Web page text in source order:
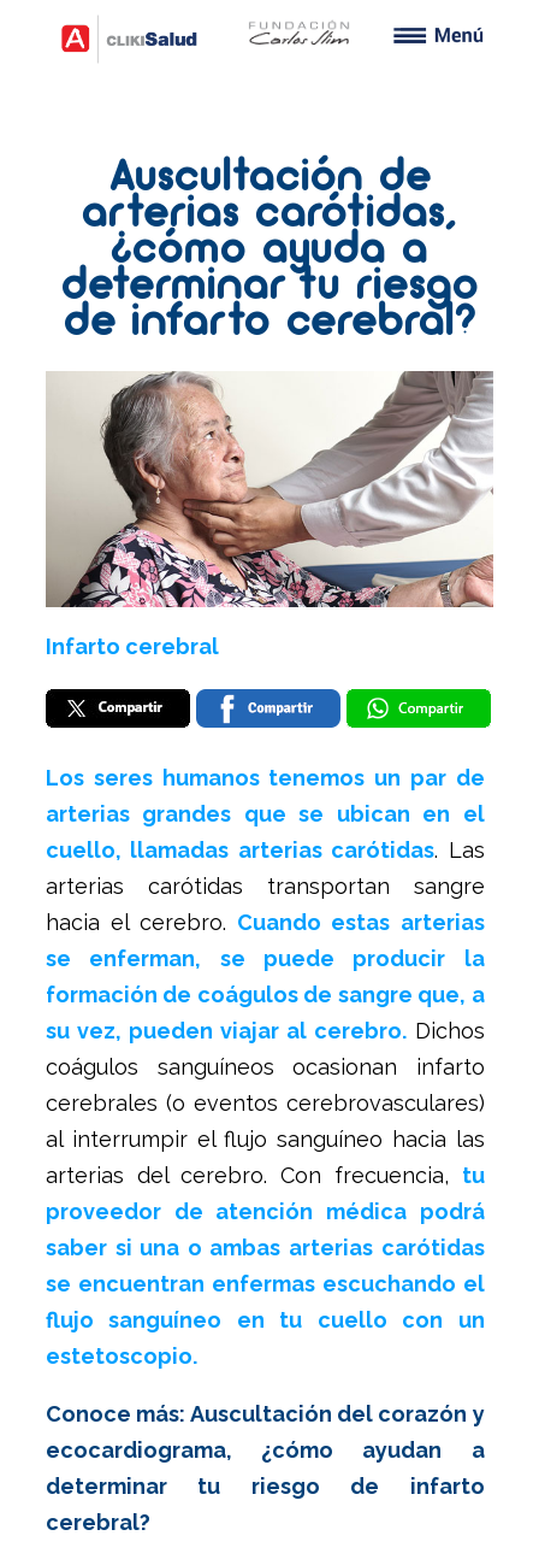
Auscultación de
arterias carótidas,
¿cómo ayuda a
determinar tu riesgo
de infarto cerebral?
Infarto cerebral
Los seres humanos tenemos un par de
arterias grandes que se ubican en el
cuello, llamadas arterias carótidas. Las
arterias carótidas transportan sangre
hacia el cerebro. Cuando estas arterias
se enferman, se puede producir la
formación de coágulos de sangre que, a
su vez, pueden viajar al cerebro.Dichos
coágulos sanguíneos ocasionan infarto
cerebrales (o eventos cerebrovasculares)
al interrumpir el flujo sanguíneo hacia las
arterias del cerebro. Con frecuencia, tu
proveedor de atención médica podrá
saber si una o ambas arterias carótidas
se encuentran enfermas escuchando el
flujo sanguíneo en tu cuello con un
estetoscopio.
Conoce más: Auscultación del corazón y
ecocardiograma, ¿cómo ayudan a
determinar tu riesgo de infarto
cerebral?